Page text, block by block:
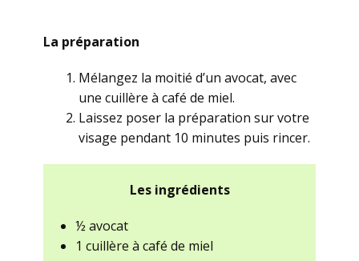
La préparation
Mélangez la moitié d’un avocat, avec
une cuillère à café de miel.
Laissez poser la préparation sur votre
visage pendant 10 minutes puis rincer.
Les ingrédients
½ avocat
1 cuillère à café de miel